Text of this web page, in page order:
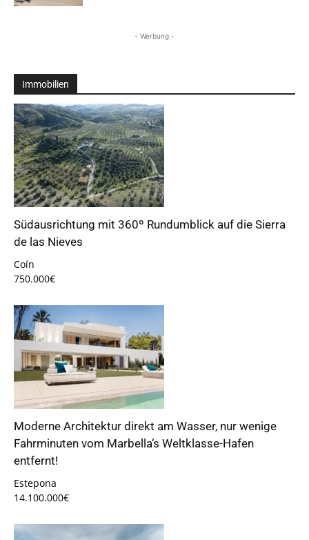
- Werbung -
Immobilien
Südausrichtung mit 360º Rundumblick auf die Sierra
de las Nieves
Coín
750.000€
Moderne Architektur direkt am Wasser, nur wenige
Fahrminuten vom Marbella‘s Weltklasse-Hafen
entfernt!
Estepona
14.100.000€